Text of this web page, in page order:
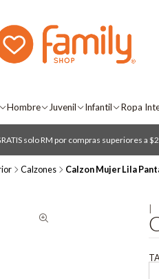
Hombre Juvenil Infantil Ropa
solo RM por compras superiores a
Calzones Calzon Mujer Lila